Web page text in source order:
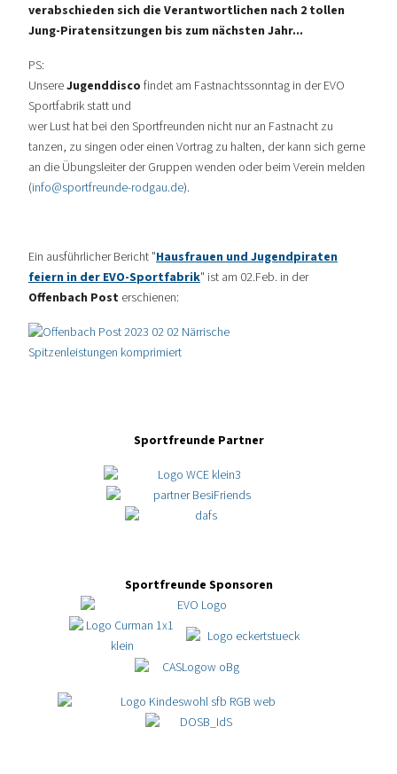
verabschieden sich die Verantwortlichen nach 2 tollen
Jung-Piratensitzungen bis zum nächsten Jahr...
PS:
UnsereJugenddisco findet am Fastnachtssonntag in derEVO
Sportfabrik statt und
wer Lust hat bei den Sportfreunden nicht nur an Fastnacht zu
tanzen, zu singen odereinen Vortrag zu halten, der kann sich gerne
an die Übungsleiter der Gruppen wenden oderbeim Verein melden
(info@sportfreunde-rodgau.de).
Ein ausführlicher Bericht "Hausfrauen und Jugendpiraten
feiern in der EVO-Sportfabrik" ist am 02.Feb. in der
Offenbach Post erschienen:
Sportfreunde Partner
Sportfreunde Sponsoren